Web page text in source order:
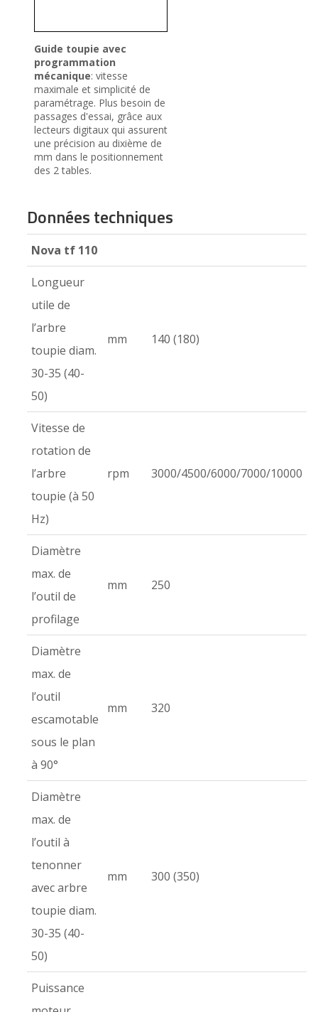
Guide toupie avec
programmation
mécanique: vitesse
maximale et simplicité de
paramétrage. Plus besoin de
passages d'essai, grâce aux
lecteurs digitaux qui assurent
une précision au dixième de
mm dans le positionnement
des 2 tables.
Données techniques
Nova tf 110
Longueur
utile de
l’arbre
toupie diam.
30-35 (40-
50)
mm 140 (180)
Vitesse de
rotation de
l’arbre
toupie (à 50
Hz)
rpm 3000/4500/6000/7000/10000
Diamètre
max. de
l’outil de
profilage
mm 250
Diamètre
max. de
l’outil
escamotable
sous le plan
à 90°
mm 320
Diamètre
max. de
l’outil à
tenonner
avec arbre
toupie diam.
30-35 (40-
50)
mm 300 (350)
Puissance